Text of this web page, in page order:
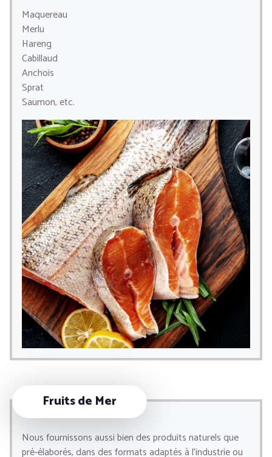
Maquereau
Merlu
Hareng
Cabillaud
Anchois
Sprat
Saumon, etc.
Fruits de Mer
Nous fournissons aussi bien des produits naturels que
pré‑élaborés, dans des formats adaptés à l’industrie ou